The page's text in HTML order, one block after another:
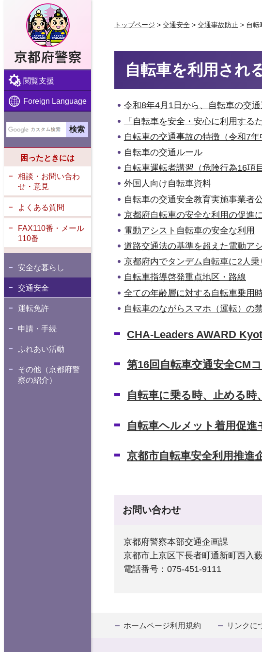
京都府警察
閲覧支援
Foreign Language
困ったときには
相談・お問い合わ
せ・意見
よくある質問
FAX110番・メール
110番
安全な暮らし
交通安全
運転免許
申請・手続
ふれあい活動
その他（京都府警
察の紹介）
トップページ > 交通安全 > 交通事故防止 > 自転
自転車を利用され
令和8年4月1日から、自転車の交
「自転車を安全・安心に利用す
自転車の交通事故の特徴（令和7年
自転車の交通ルール
自転車運転者講習（危険行為16項
外国人向け自転車資料
自転車の交通安全教育実施事業者
京都府自転車の安全な利用の促進
電動アシスト自転車の安全な利用
道路交通法の基準を超えた電動ア
京都府内でタンデム自転車に2人
自転車指導啓発重点地区・路線
全ての年齢層に対する自転車乗用
自転車のながらスマホ（運転）の
CHA-Leaders AWARD
第16回自転車交通安全CM
自転車に乗る時、止める時
自転車ヘルメット着用促進
京都市自転車安全利用推進
お問い合わせ
京都府警察本部交通企画課
京都市上京区下長者町通新町西入
電話番号：075-451-9111
ホームページ利用規約 リンクに